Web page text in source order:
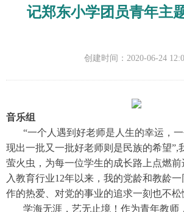
记郑东小学团员青年主
创建时间： 2020-06-24
音乐组
“一个人遇到好老师是人生的幸运，一
现出一批又一批好老师则是民族的希望”,
萤火虫，为每一位学生的成长路上点燃
入教育行业12年以来，我的党龄和教龄
作的热爱、对党的事业的追求一刻也不松
学海无涯，艺无止境！作为青年教师